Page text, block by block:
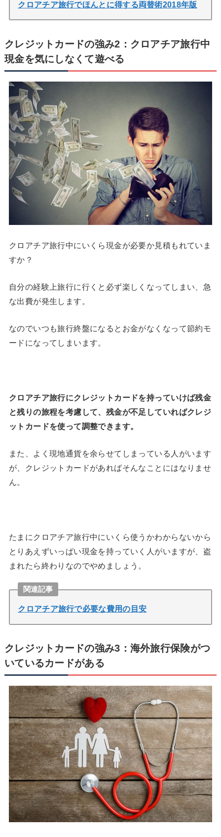
クロアチア旅行でほんとに得する両替術2018年版
クレジットカードの強み2：クロアチア旅行中
現金を気にしなくて遊べる
クロアチア旅行中にいくら現金が必要か見積もれていま
すか？
自分の経験上旅行に行くと必ず楽しくなってしまい、急
な出費が発生します。
なのでいつも旅行終盤になるとお金がなくなって節約モ
ードになってしまいます。
クロアチア旅行にクレジットカードを持っていけば残金
と残りの旅程を考慮して、残金が不足していればクレジ
ットカードを使って調整できます。
また、よく現地通貨を余らせてしまっている人がいます
が、クレジットカードがあればそんなことにはなりませ
ん。
たまにクロアチア旅行中にいくら使うかわからないから
とりあえずいっぱい現金を持っていく人がいますが、盗
まれたら終わりなのでやめましょう。
関連記事
クロアチア旅行で必要な費用の目安
クレジットカードの強み3：海外旅行保険がつ
いているカードがある